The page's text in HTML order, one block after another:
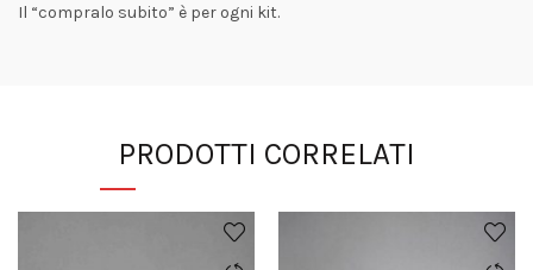
Il “compralo subito” è per ogni kit.
PRODOTTI CORRELATI